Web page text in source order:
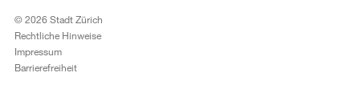
© 2026 Stadt Zürich
Rechtliche Hinweise
Impressum
Barrierefreiheit